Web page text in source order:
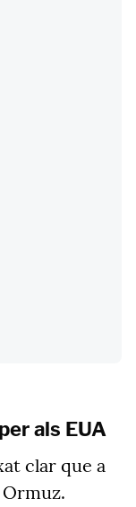
als EUA
clar que a